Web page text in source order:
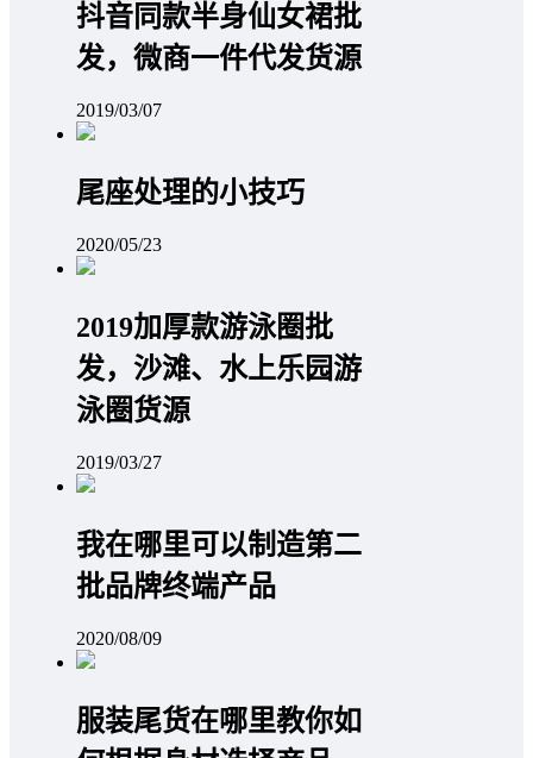
抖音同款半身仙女裙批
发，微商一件代发货源
2019/03/07
尾座处理的小技巧
2020/05/23
2019加厚款游泳圈批
发，沙滩、水上乐园游
泳圈货源
2019/03/27
我在哪里可以制造第二
批品牌终端产品
2020/08/09
服装尾货在哪里教你如